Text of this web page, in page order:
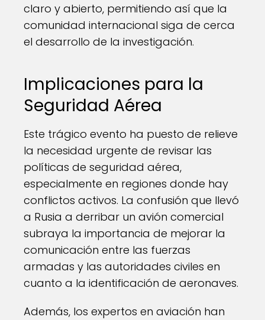
claro y abierto, permitiendo así que la
comunidad internacional siga de cerca
el desarrollo de la investigación.
Implicaciones para la
Seguridad Aérea
Este trágico evento ha puesto de relieve
la necesidad urgente de revisar las
políticas de seguridad aérea,
especialmente en regiones donde hay
conflictos activos. La confusión que llevó
a Rusia a derribar un avión comercial
subraya la importancia de mejorar la
comunicación entre las fuerzas
armadas y las autoridades civiles en
cuanto a la identificación de aeronaves.
Además, los expertos en aviación han